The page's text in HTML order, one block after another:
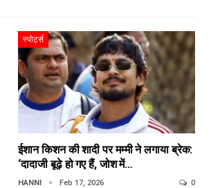
स्पोर्ट्स
ईशान किशन की शादी पर मम्मी ने लगाया ब्रेक:
‘दादाजी बूढ़े हो गए हैं, जोश में…
HANNI Feb 17, 2026 0